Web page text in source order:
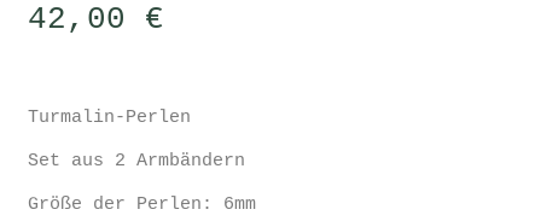
42,00 €
Turmalin-Perlen
Set aus 2 Armbändern
Größe der Perlen: 6mm